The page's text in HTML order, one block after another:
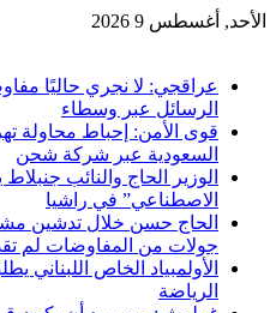
الأحد, أغسطس 9 2026
عراقجي: لا نجري حاليًا
الرسائل عبر وسطاء
السعودية عبر شركة شحن
الوزير الحاج والنائب
الاصطناعي” في راشيا
جولات من المفاوضات لم
الأولمبياد الخاص اللبناني
الرياضة